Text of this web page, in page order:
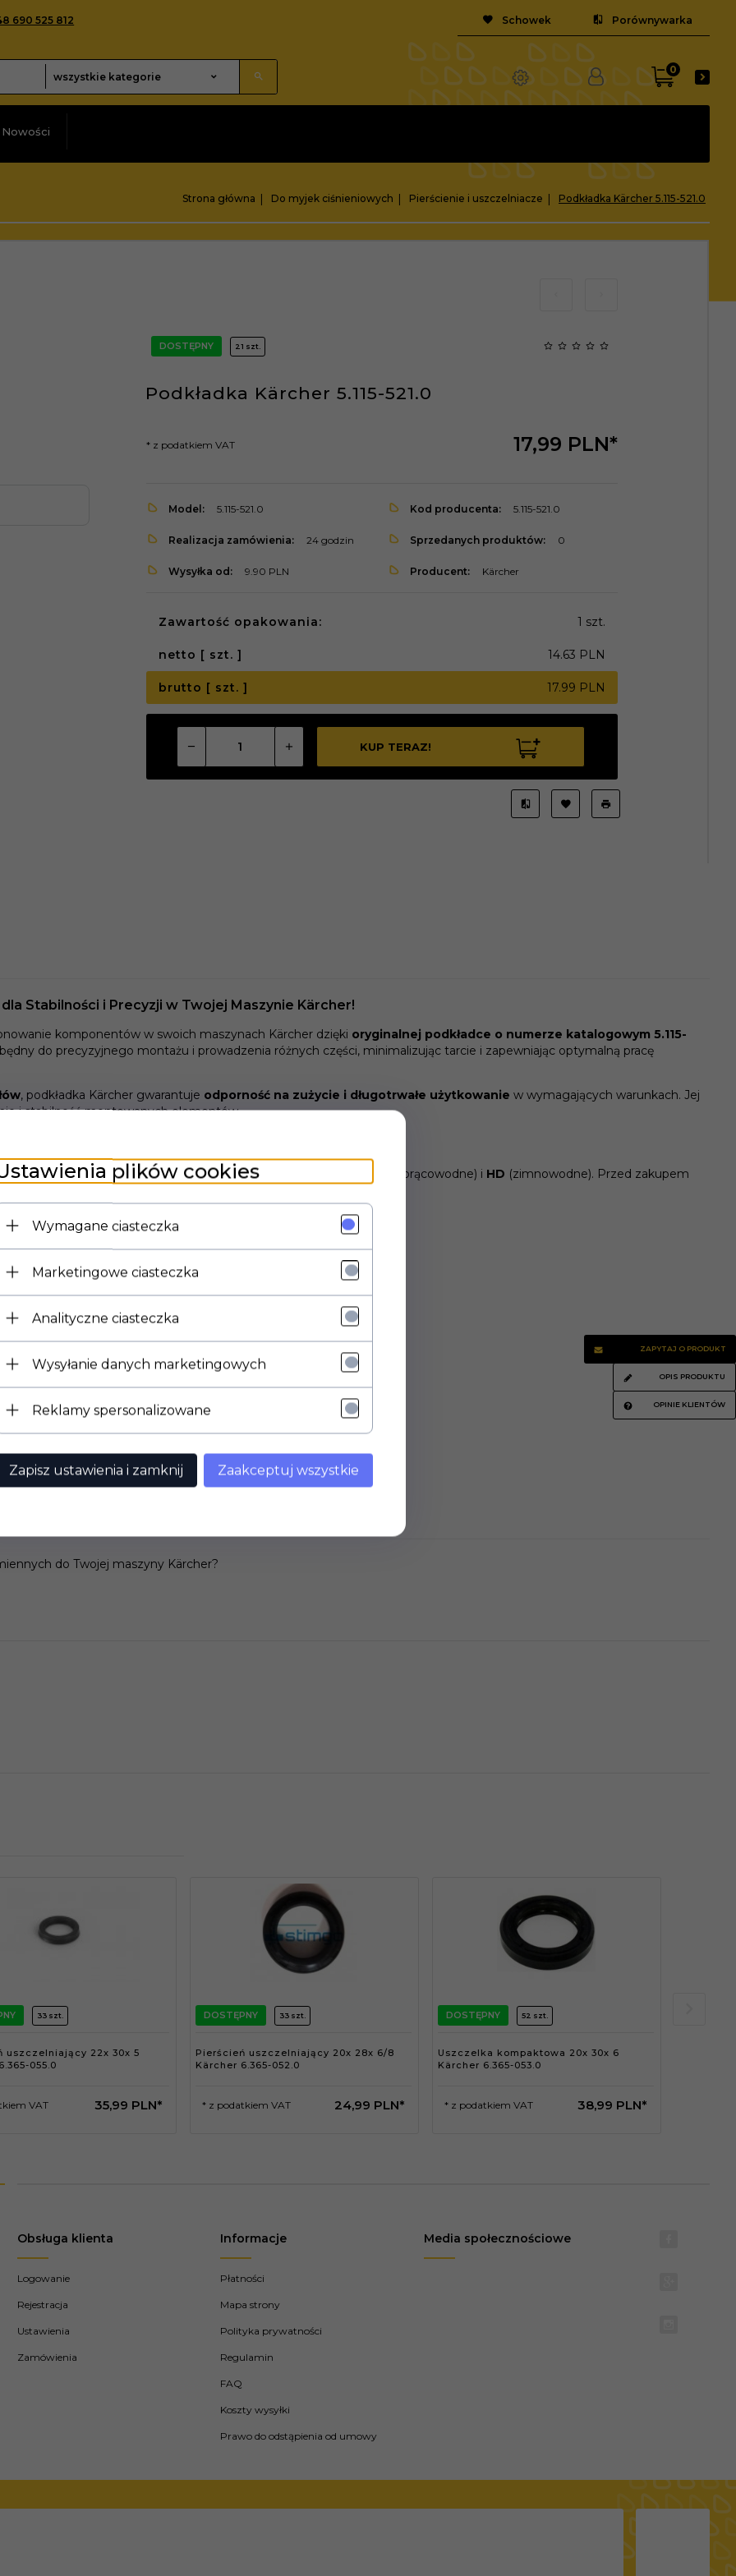
690 525 812
categories_searcher
wszystkie kategorie
Schowek Porównywarka
0
Nowości
Strona główna Do myjek ciśnieniowych Pierścienie i uszczelniacze Podkładka Kärcher 5.115-521.0
DOSTĘPNY 21 szt.
Podkładka Kärcher 5.115-521.0
17,99 PLN*
* z podatkiem VAT
Model: 5.115-521.0 Kod producenta: 5.115-521.0
Realizacja zamówienia: 24 godzin Sprzedanych produktów: 0
Wysyłka od: 9.90 PLN Producent: Kärcher
Zawartość opakowania: 1 szt.
netto [ szt. ] 14.63 PLN
brutto [ szt. ] 17.99 PLN
KUP TERAZ!
ZAPYTAJ O PRODUKT
OPIS PRODUKTU
OPINIE KLIENTÓW
dla Stabilności i Precyzji w Twojej Maszynie Kärcher!
komponentów w swoich maszynach Kärcher dzięki oryginalnej podkładce o numerze katalogowym 5.115-
do precyzyjnego montażu i prowadzenia różnych części, minimalizując tarcie i zapewniając optymalną pracę
, podkładka Kärcher gwarantuje odporność na zużycie i długotrwałe użytkowanie w wymagających warunkach. Jej
i stabilność montowanych elementów.
myjek wysokociśnieniowych Kärcher z serii (gorącowodne) i HD (zimnowodne). Przed zakupem
do Twojej maszyny Kärcher?
33 szt.
uszczelniający 22x 30x 5
055.0
35,99 PLN*
VAT
DOSTĘPNY 33 szt.
Pierścień uszczelniający 20x 28x 6/8
Kärcher 6.365-052.0
24,99 PLN*
* z podatkiem VAT
DOSTĘPNY 52 szt.
Uszczelka kompaktowa 20x 30x 6
Kärcher 6.365-053.0
38,99 PLN*
* z podatkiem VAT
Obsługa klienta
Logowanie
Rejestracja
Ustawienia
Zamówienia
Informacje
Płatności
Mapa strony
Polityka prywatności
Regulamin
FAQ
Koszty wysyłki
Prawo do odstąpienia od umowy
Media społecznościowe
plików cookies
Wymagane ciasteczka
Marketingowe ciasteczka
Analityczne ciasteczka
Wysyłanie danych marketingowych
Reklamy spersonalizowane
Zapisz ustawienia i zamknij Zaakceptuj wszystkie